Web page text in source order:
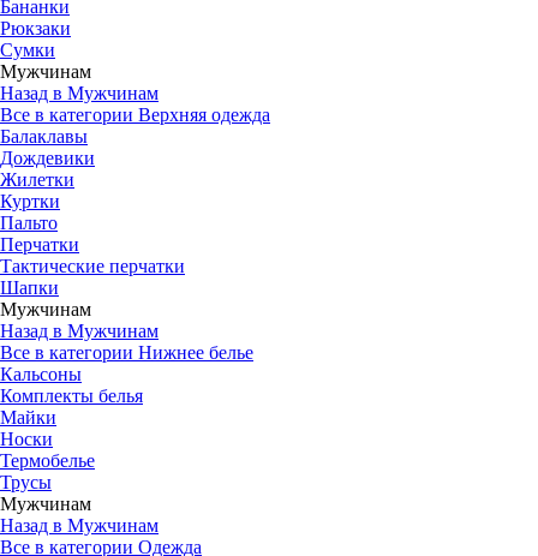
Бананки
Рюкзаки
Сумки
Мужчинам
Назад в Мужчинам
Все в категории Верхняя одежда
Балаклавы
Дождевики
Жилетки
Куртки
Пальто
Перчатки
Тактические перчатки
Шапки
Мужчинам
Назад в Мужчинам
Все в категории Нижнее белье
Кальсоны
Комплекты белья
Майки
Носки
Термобелье
Трусы
Мужчинам
Назад в Мужчинам
Все в категории Одежда